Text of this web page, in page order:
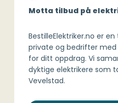
Motta tilbud på
BestilleElektriker.no er
private og bedrifter
for ditt oppdrag. Vi
dyktige elektrikere som
Vevelstad.